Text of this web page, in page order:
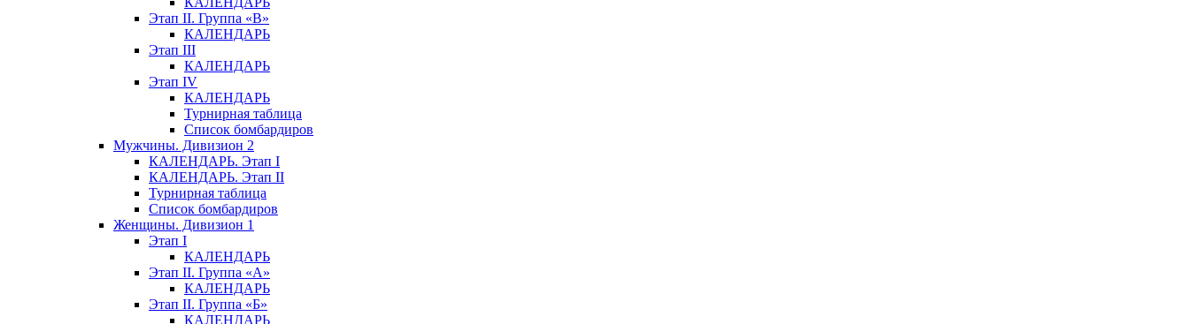
Этап II. Группа «В»
КАЛЕНДАРЬ
Этап III
КАЛЕНДАРЬ
Этап IV
КАЛЕНДАРЬ
Турнирная таблица
Список бомбардиров
Мужчины. Дивизион 2
КАЛЕНДАРЬ. Этап I
КАЛЕНДАРЬ. Этап II
Турнирная таблица
Список бомбардиров
Женщины. Дивизион 1
Этап I
КАЛЕНДАРЬ
Этап II. Группа «А»
КАЛЕНДАРЬ
Этап II. Группа «Б»
КАЛЕНДАРЬ